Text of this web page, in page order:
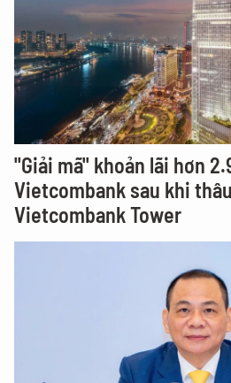
"Giải mã" khoản lãi hơn
Vietcombank sau khi
Vietcombank Tower